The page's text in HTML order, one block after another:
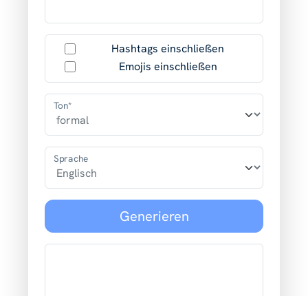
Hashtags einschließen
Emojis einschließen
Ton*
Sprache
Generieren